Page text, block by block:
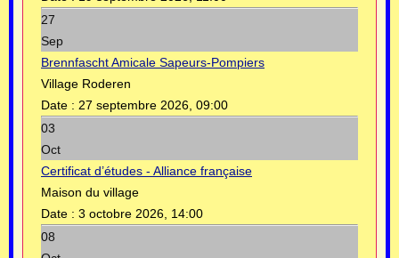
27
Sep
Brennfascht Amicale Sapeurs-Pompiers
Village Roderen
Date : 27 septembre 2026, 09:00
03
Oct
Certificat d’études - Alliance française
Maison du village
Date : 3 octobre 2026, 14:00
08